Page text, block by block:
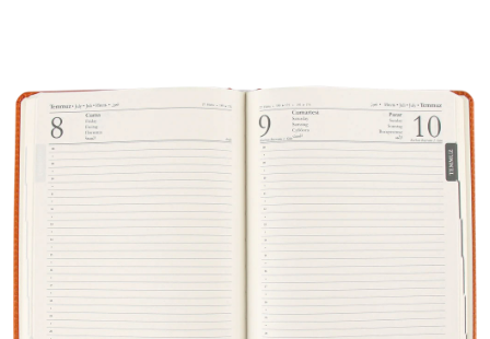
İnsan Kaynakları
İletişim